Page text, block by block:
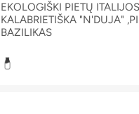
EKOLOGIŠKI PIETŲ
KALABRIETIŠKA "N'DUJA"
BAZILIKAS